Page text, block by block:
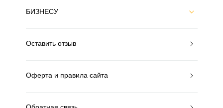
БИЗНЕСУ
Оставить отзыв
Оферта и правила сайта